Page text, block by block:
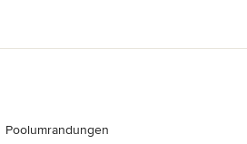
Poolumrandungen